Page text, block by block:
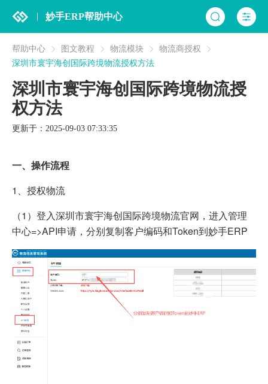
妙手ERP帮助中心
帮助中心 图文教程 物流模块
物流商授权
深圳市寰宇海创国际跨境物流授权方法
深圳市寰宇海创国际跨境物流授
权方法
更新于：2025-09-03 07:33:35
一、操作流程
1、授权物流
（1）登入深圳市寰宇海创国际跨境物流官网，进入管理
中心=>API申请，分别复制客户编码和Token到妙手ERP